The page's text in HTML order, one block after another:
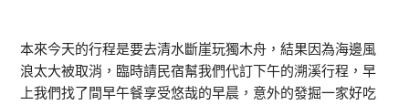
本來今天的行程是要去清水斷崖玩獨木舟，結果因為海邊風
浪太大被取消，臨時請民宿幫我們代訂下午的溯溪行程，早
上我們找了間早午餐享受悠哉的早晨，意外的發掘一家好吃